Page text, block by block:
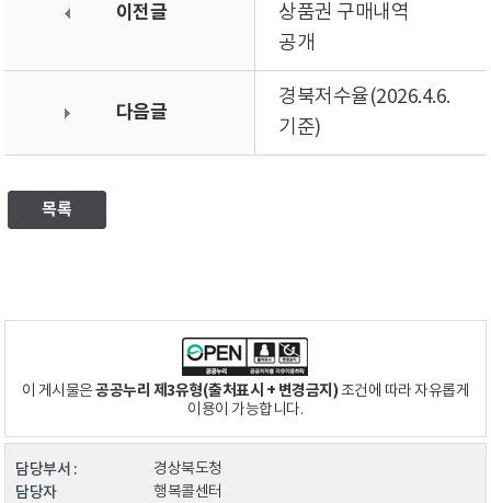
이전글
상품권 구매내역
공개
다음글
경북저수율(2026.4.6.
기준)
목록
이 게시물은공공누리 제3유형(출처표시 + 변경금지)조건에 따라 자유롭게
이용이 가능합니다.
담당부서 : 경상북도청
담당자 행복콜센터